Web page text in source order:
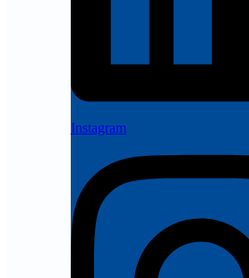
Instagram